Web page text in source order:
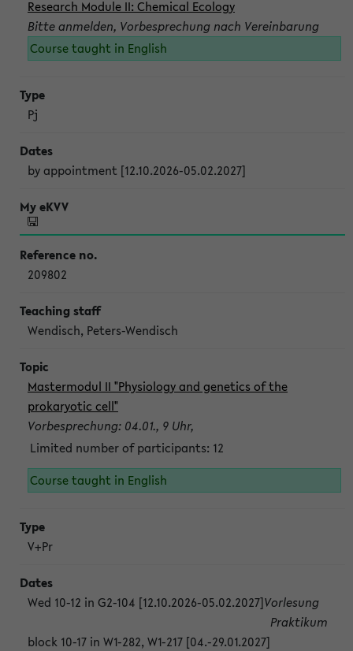
Research Module II: Chemical Ecology
Bitte anmelden, Vorbesprechung nach Vereinbarung
Course taught in English
Pj
by appointment [12.10.2026-05.02.2027]
209802
Wendisch, Peters-Wendisch
Mastermodul II "Physiology and genetics of the
prokaryotic cell"
Vorbesprechung: 04.01., 9 Uhr,
Limited number of participants: 12
Course taught in English
V+Pr
Wed 10-12 in G2-104 [12.10.2026-05.02.2027]Vorlesung
block 10-17 in W1-282, W1-217 [04.-29.01.2027]
Praktikum